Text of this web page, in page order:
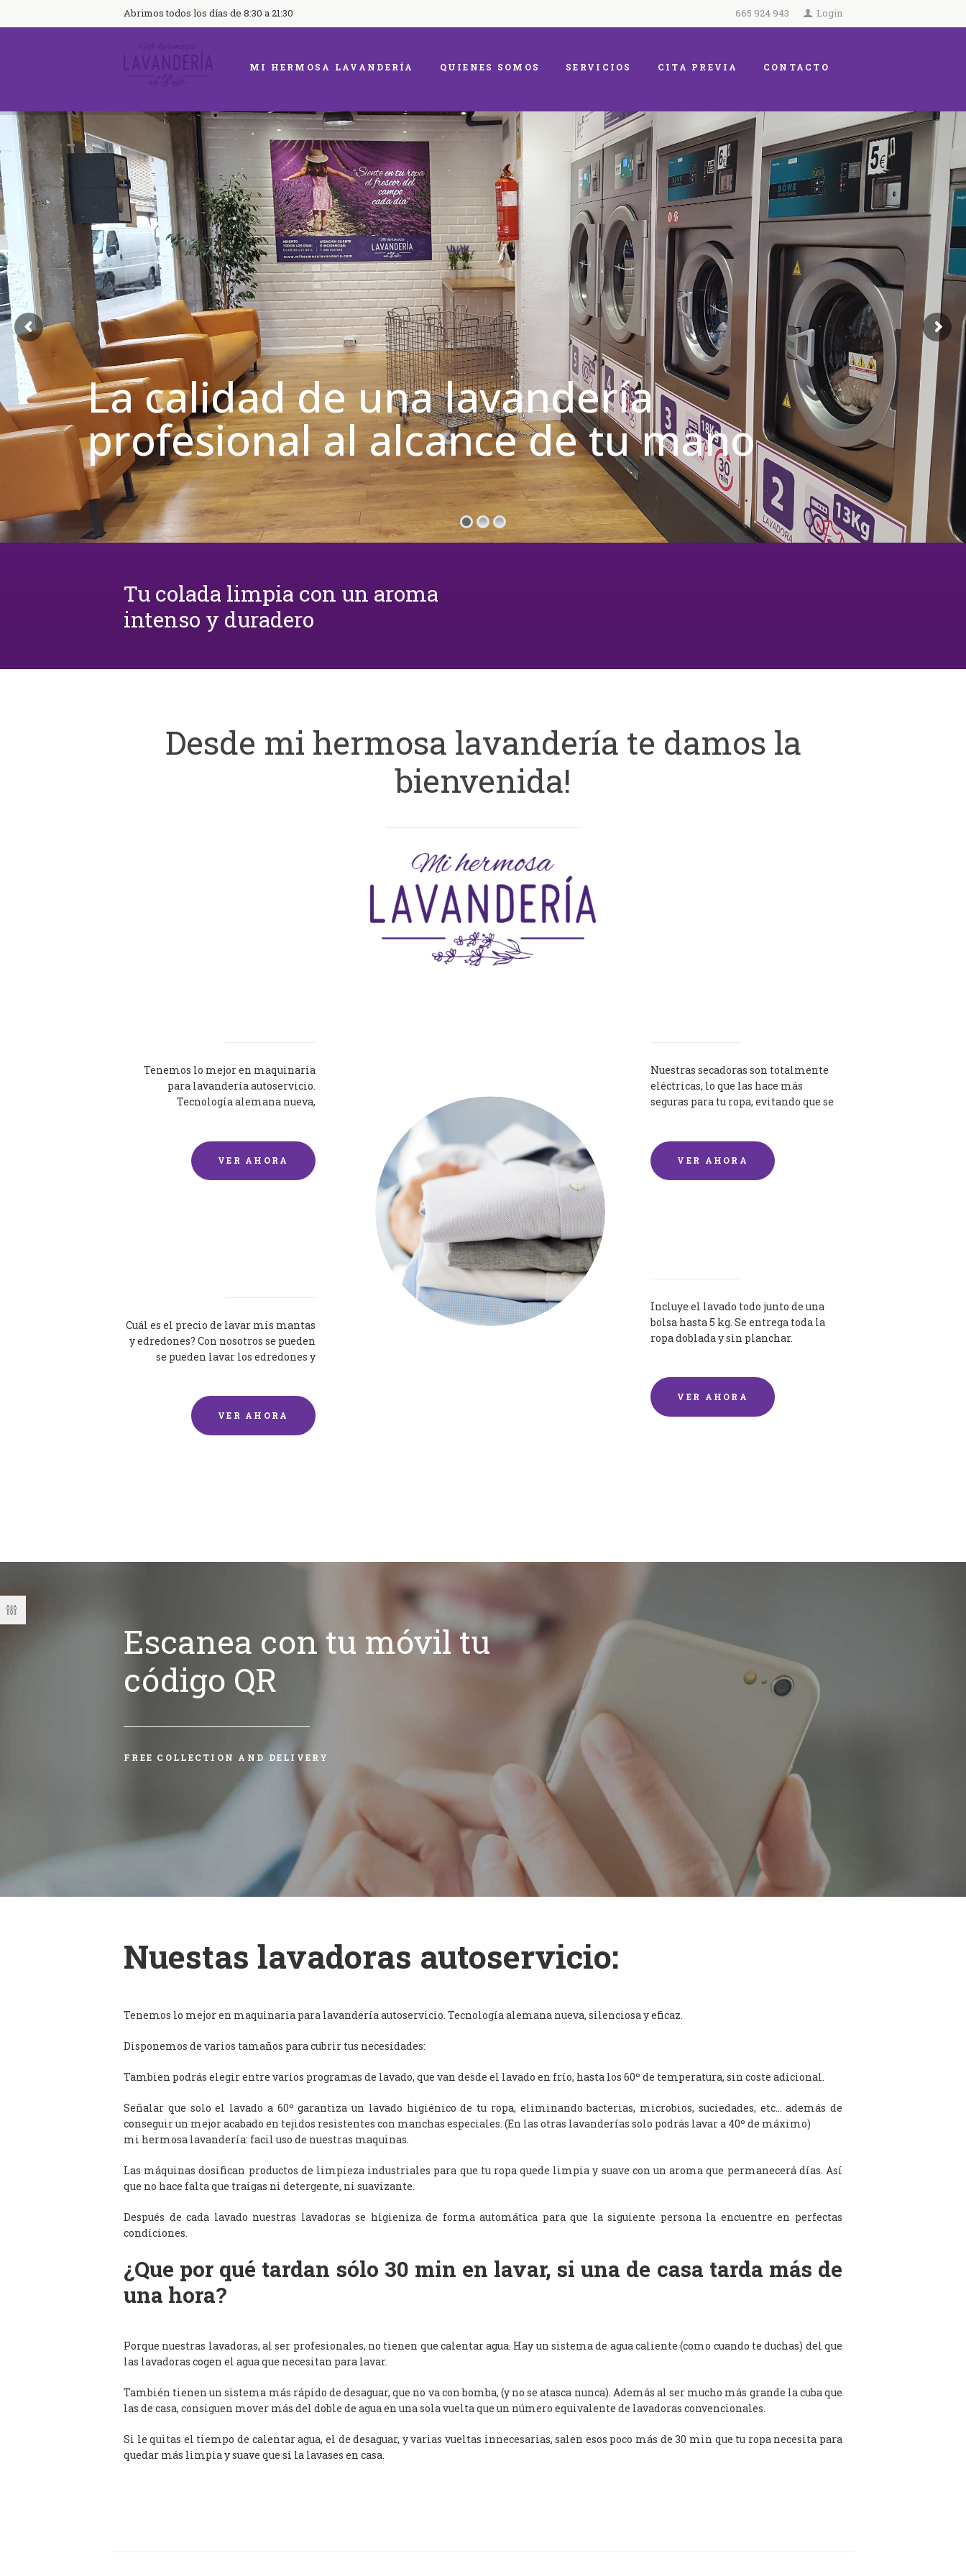
Abrimos todos los días de 8:30 a 21:30 665 924 943 Login
MI HERMOSA LAVANDERÍA QUIENES SOMOS SERVICIOS CITA PREVIA CONTACTO
La calidad de una lavandería
profesional al alcance de tu mano
Tu colada limpia con un aroma
intenso y duradero
Desde mi hermosa lavandería te damos la
bienvenida!
Tenemos lo mejor en maquinaria
para lavandería autoservicio.
Tecnología alemana nueva,
VER AHORA
Nuestras secadoras son totalmente
eléctricas, lo que las hace más
seguras para tu ropa, evitando que se
VER AHORA
Cuál es el precio de lavar mis mantas
y edredones? Con nosotros se pueden
se pueden lavar los edredones y
VER AHORA
Incluye el lavado todo junto de una
bolsa hasta 5 kg. Se entrega toda la
ropa doblada y sin planchar.
VER AHORA
Escanea con tu móvil tu
código QR
FREE COLLECTION AND DELIVERY
Nuestas lavadoras autoservicio:
Tenemos lo mejor en maquinaria para lavandería autoservicio. Tecnología alemana nueva, silenciosa y eficaz.
Disponemos de varios tamaños para cubrir tus necesidades:
Tambien podrás elegir entre varios programas de lavado, que van desde el lavado en frío, hasta los 60º de temperatura, sin coste adicional.
Señalar que solo el lavado a 60º garantiza un lavado higiénico de tu ropa, eliminando bacterias, microbios, suciedades, etc… además de
conseguir un mejor acabado en tejidos resistentes con manchas especiales. (En las otras lavanderías solo podrás lavar a 40º de máximo)
mi hermosa lavandería: facil uso de nuestras maquinas.
Las máquinas dosifican productos de limpieza industriales para que tu ropa quede limpia y suave con un aroma que permanecerá días. Así
que no hace falta que traigas ni detergente, ni suavizante.
Después de cada lavado nuestras lavadoras se higieniza de forma automática para que la siguiente persona la encuentre en perfectas
condiciones.
¿Que por qué tardan sólo 30 min en lavar, si una de casa tarda más de
una hora?
Porque nuestras lavadoras, al ser profesionales, no tienen que calentar agua. Hay un sistema de agua caliente (como cuando te duchas) del que
las lavadoras cogen el agua que necesitan para lavar.
También tienen un sistema más rápido de desaguar, que no va con bomba, (y no se atasca nunca). Además al ser mucho más grande la cuba que
las de casa, consiguen mover más del doble de agua en una sola vuelta que un número equivalente de lavadoras convencionales.
Si le quitas el tiempo de calentar agua, el de desaguar, y varias vueltas innecesarias, salen esos poco más de 30 min que tu ropa necesita para
quedar más limpia y suave que si la lavases en casa.